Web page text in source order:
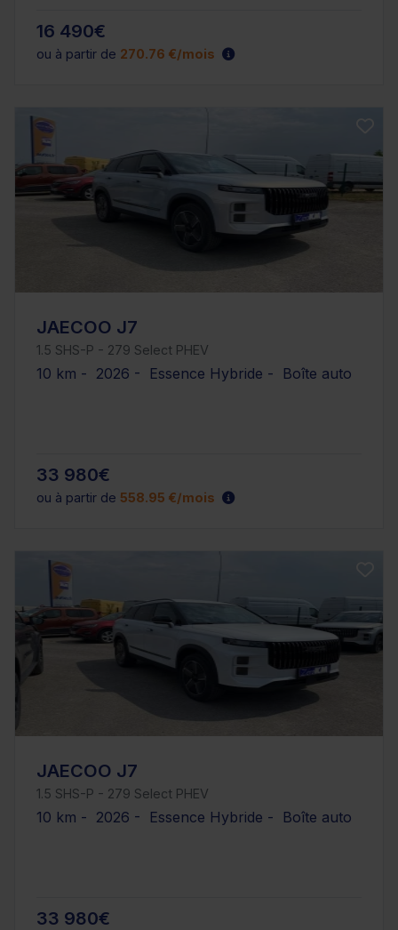
16 490€
ou à partir de 270.76 €/mois
JAECOO J7
1.5 SHS-P - 279 Select PHEV
10 km - 2026 - Essence Hybride - Boîte auto
33 980€
ou à partir de 558.95 €/mois
JAECOO J7
1.5 SHS-P - 279 Select PHEV
10 km - 2026 - Essence Hybride - Boîte auto
33 980€